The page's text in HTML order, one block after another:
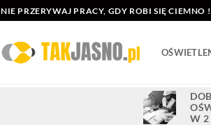
NIE PRZERYWAJ PRACY, GDY ROBI SIĘ CIEMNO !
W